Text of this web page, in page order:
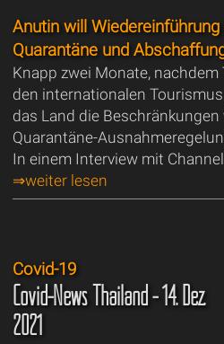
Anutin will
Quarantäne und
Knapp zwei Monate,
den internationalen
das Land die
Quarantäne-
In einem Interview mit
⇒weiter lesen
Covid-19
Covid-News Thailand - 14. Dez.
2021